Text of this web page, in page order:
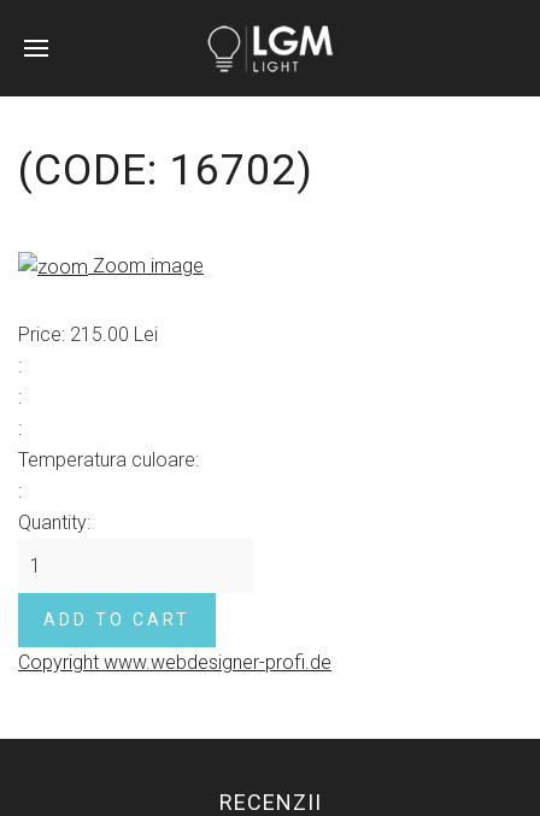
(CODE: 16702)
Zoom image
Price: 215.00 Lei
:
:
:
Temperatura culoare:
:
Quantity:
Copyright www.webdesigner-profi.de
RECENZII